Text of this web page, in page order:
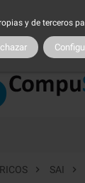
y de terceros
|
 SAI 